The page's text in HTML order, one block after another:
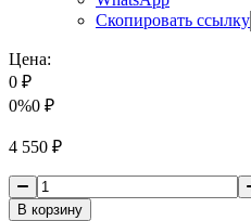
Скопировать ссылку
Цена:
0 ₽
0%0 ₽
4 550 ₽
В корзину